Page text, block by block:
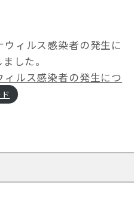
ウィルス感染者の発生に
した。
ルス感染者の発生につ